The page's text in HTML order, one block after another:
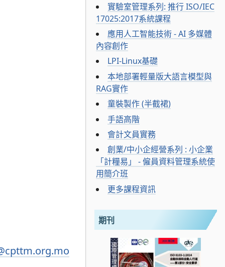
實驗室管理系列: 推行 ISO/IEC
17025:2017系統課程
應用人工智能技術 - AI 多媒體
內容創作
LPI-Linux基礎
本地部署輕量版大語言模型與
RAG實作
童裝製作 (半截裙)
手語高階
會計文員實務
創業/中小企經營系列 : 小企業
「計糧易」 - 僱員資料管理系統使
用簡介班
更多課程資訊
期刊